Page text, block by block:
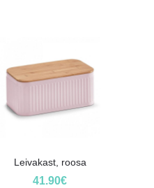
Leivakast, roosa
41.90€